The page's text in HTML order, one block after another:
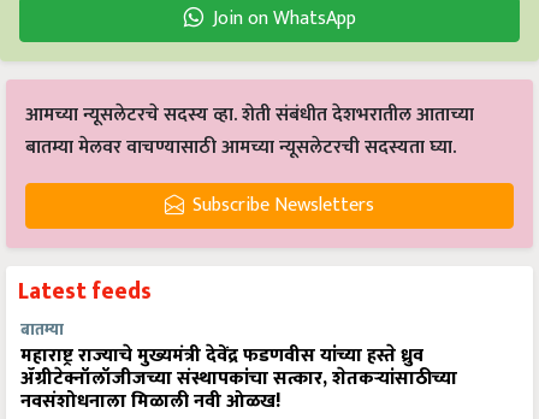
Join on WhatsApp
आमच्या न्यूसलेटरचे सदस्य व्हा. शेती संबंधीत देशभरातील आताच्या
बातम्या मेलवर वाचण्यासाठी आमच्या न्यूसलेटरची सदस्यता घ्या.
Subscribe Newsletters
Latest feeds
बातम्या
महाराष्ट्र राज्याचे मुख्यमंत्री देवेंद्र फडणवीस यांच्या हस्ते ध्रुव
ॲग्रीटेक्नॉलॉजीजच्या संस्थापकांचा सत्कार, शेतकऱ्यांसाठीच्या
नवसंशोधनाला मिळाली नवी ओळख!